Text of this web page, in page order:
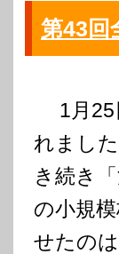
第43回
1月25
れまし
き続き
の小規
せたの